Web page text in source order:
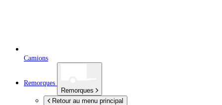
Camions
Remorques
Remorques
Retour au menu principal